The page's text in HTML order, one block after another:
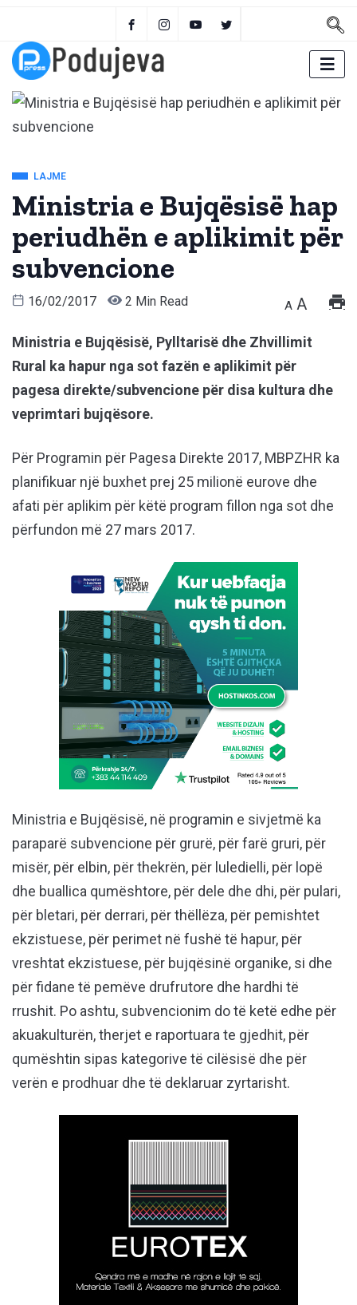
LAJME
Ministria e Bujqësisë hap
periudhën e aplikimit për
subvencione
16/02/2017 2 Min Read A A
Ministria e Bujqësisë, Pylltarisë dhe Zhvillimit
Rural ka hapur nga sot fazën e aplikimit për
pagesa direkte/subvencione për disa kultura dhe
veprimtari bujqësore.
Për Programin për Pagesa Direkte 2017, MBPZHR ka
planifikuar një buxhet prej 25 milionë eurove dhe
afati për aplikim për këtë program fillon nga sot dhe
përfundon më 27 mars 2017.
Ministria e Bujqësisë, në programin e sivjetmë ka
paraparë subvencione për grurë, për farë gruri, për
misër, për elbin, për thekrën, për luledielli, për lopë
dhe buallica qumështore, për dele dhe dhi, për pulari,
për bletari, për derrari, për thëllëza, për pemishtet
ekzistuese, për perimet në fushë të hapur, për
vreshtat ekzistuese, për bujqësinë organike, si dhe
për fidane të pemëve drufrutore dhe hardhi të
rrushit. Po ashtu, subvencionim do të ketë edhe për
akuakulturën, therjet e raportuara te gjedhit, për
qumështin sipas kategorive të cilësisë dhe për
verën e prodhuar dhe të deklaruar zyrtarisht.